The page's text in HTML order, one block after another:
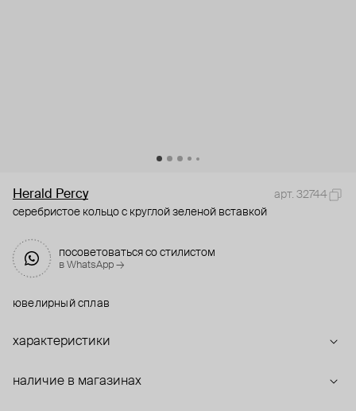
Herald Percy
арт. 32744
серебристое кольцо с круглой зеленой вставкой
посоветоваться со стилистом
в WhatsApp →
ювелирный сплав
характеристики
наличие в магазинах